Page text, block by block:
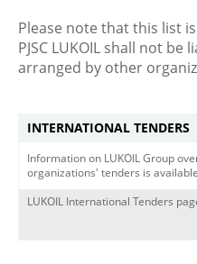
Please note that this list
PJSC LUKOIL shall not
arranged by other
INTERNATIONAL TENDERS
Information on LUKOIL Group
organizations' tenders is
LUKOIL International Tenders